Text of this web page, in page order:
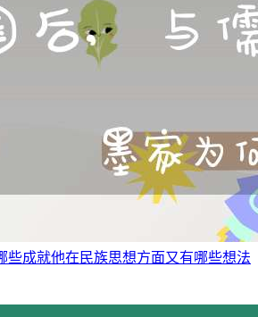
些成就他在民族思想方面又有哪些想法